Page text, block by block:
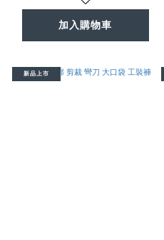
加入購物車
新品上市